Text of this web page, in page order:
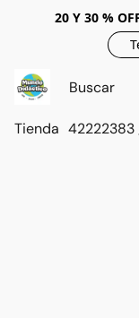
20 Y 30 %
Tienda